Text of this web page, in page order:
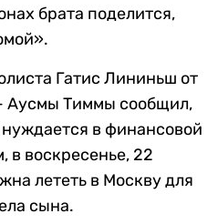
брата поделится,
Гатис Лининьш от
Аусмы Тиммы сообщил,
в финансовой
в воскресенье, 22
лететь в Москву для
сына.